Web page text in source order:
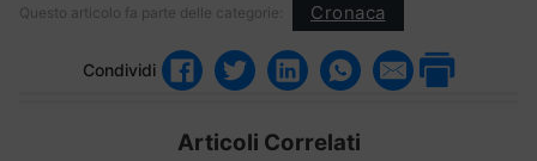
Questo articolo fa parte delle categorie: Cronaca
Condividi
Articoli Correlati